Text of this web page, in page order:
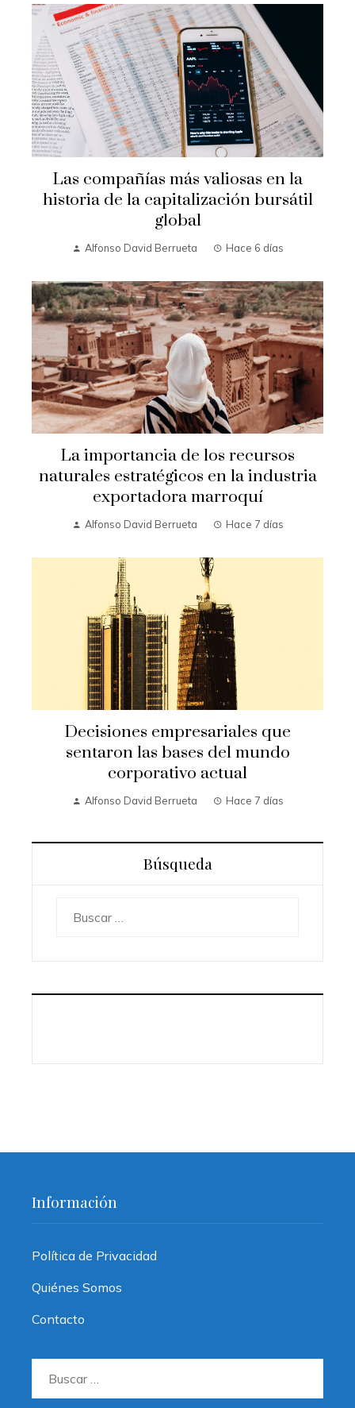
Las compañías más valiosas en la
historia de la capitalización bursátil
global
Alfonso David Berrueta Hace 6 días
La importancia de los recursos
naturales estratégicos en la industria
exportadora marroquí
Alfonso David Berrueta Hace 7 días
Decisiones empresariales que
sentaron las bases del mundo
corporativo actual
Alfonso David Berrueta Hace 7 días
Búsqueda
Información
Política de Privacidad
Quiénes Somos
Contacto